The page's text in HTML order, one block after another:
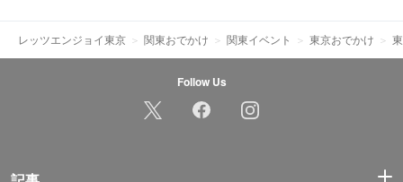
レッツエンジョイ東京 関東おでかけ 関東イベント 東京おでかけ
Follow Us